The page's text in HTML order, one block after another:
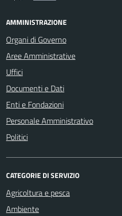
AMMINISTRAZIONE
Organi di Governo
Aree Amministrative
Uffici
Documenti e Dati
Enti e Fondazioni
Personale Amministrativo
Politici
CATEGORIE DI SERVIZIO
Agricoltura e pesca
Ambiente